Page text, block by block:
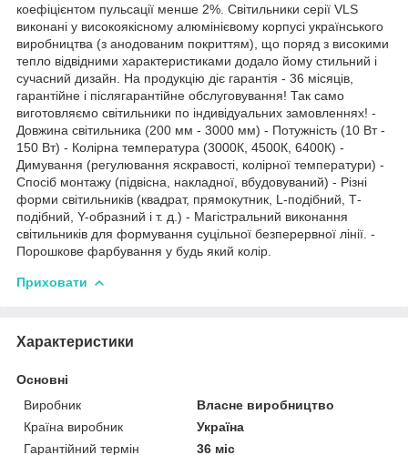
коефіцієнтом пульсації менше 2%. Світильники серії VLS
виконані у високоякісному алюмінієвому корпусі українського
виробництва (з анодованим покриттям), що поряд з високими
тепло відвідними характеристиками додало йому стильний і
сучасний дизайн. На продукцію діє гарантія - 36 місяців,
гарантійне і післягарантійне обслуговування! Так само
виготовляємо світильники по індивідуальних замовленнях! -
Довжина світильника (200 мм - 3000 мм) - Потужність (10 Вт -
150 Вт) - Колірна температура (3000К, 4500К, 6400К) -
Димування (регулювання яскравості, колірної температури) -
Спосіб монтажу (підвісна, накладної, вбудовуваний) - Різні
форми світильників (квадрат, прямокутник, L-подібний, Т-
подібний, Y-образний і т. д.) - Магістральний виконання
світильників для формування суцільної безперервної лінії. -
Порошкове фарбування у будь який колір.
Приховати
Характеристики
Основні
Виробник
Власне виробництво
Країна виробник
Україна
Гарантійний термін
36 міс